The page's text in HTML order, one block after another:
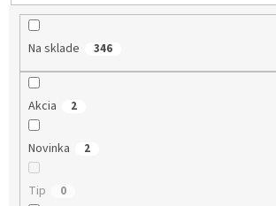
Na sklade 346
Akcia 2
Novinka 2
Tip 0